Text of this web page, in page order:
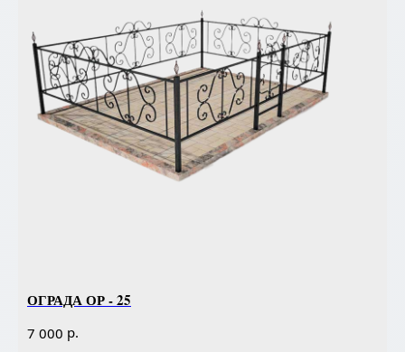
ОГРАДА ОР - 25
7 000 р.